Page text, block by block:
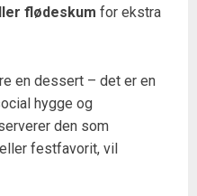
flødeskum for ekstra
en dessert – det er en
hygge og
den som
festfavorit, vil